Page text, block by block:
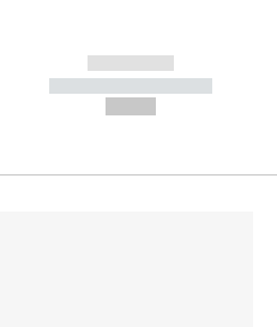
------------
----------- -----------